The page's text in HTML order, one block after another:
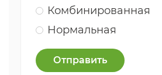
Комбинированная
Нормальная
Отправить